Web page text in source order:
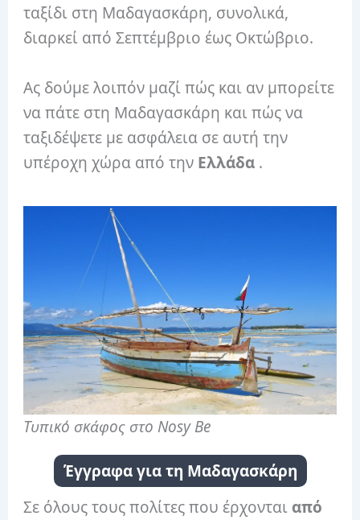
ταξίδι στη Μαδαγασκάρη, συνολικά,
διαρκεί από Σεπτέμβριο έως Οκτώβριο.
Ας δούμε λοιπόν μαζί πώς και αν μπορείτε
να πάτε στη Μαδαγασκάρη και πώς να
ταξιδέψετε με ασφάλεια σε αυτή την
υπέροχη χώρα από την Ελλάδα .
Τυπικό σκάφος στο Nosy Be
Έγγραφα για τη Μαδαγασκάρη
Σε όλους τους πολίτες που έρχονται από